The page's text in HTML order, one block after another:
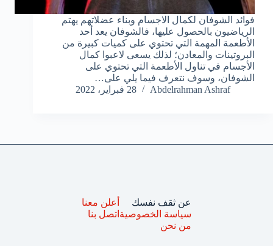
فوائد الشوفان لكمال الاجسام وبناء عضلاتهم يهتم
الرياضيون بالحصول عليها، فالشوفان يعد أحد
الأطعمة المهمة التي تحتوي على كميات كبيرة من
البروتينات والمعادن؛ لذلك يسعى لاعبوا كمال
الأجسام في تناول الأطعمة التي تحتوي على
الشوفان، وسوف نتعرف فيما يلي على…
Abdelrahman Ashraf
28 فبراير، 2022
عن ثقف نفسك
سياسة الخصوصية
من نحن
أعلن معنا
اتصل بنا